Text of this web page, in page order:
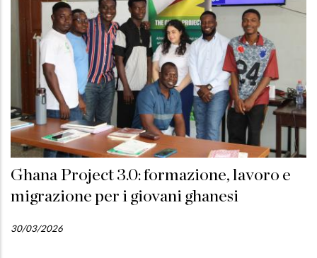
Ghana Project 3.0: formazione, lavoro e
migrazione per i giovani ghanesi
30/03/2026